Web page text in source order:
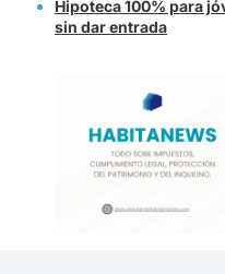
Hipoteca 100% para
sin dar entrada